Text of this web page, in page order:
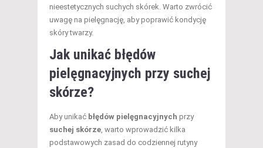
nieestetycznych suchych skórek. Warto zwrócić
uwagę na pielęgnację, aby poprawić kondycję
skóry twarzy.
Jak unikać błędów
pielęgnacyjnych przy suchej
skórze?
Aby unikać błędów pielęgnacyjnych przy
suchej skórze, warto wprowadzić kilka
podstawowych zasad do codziennej rutyny